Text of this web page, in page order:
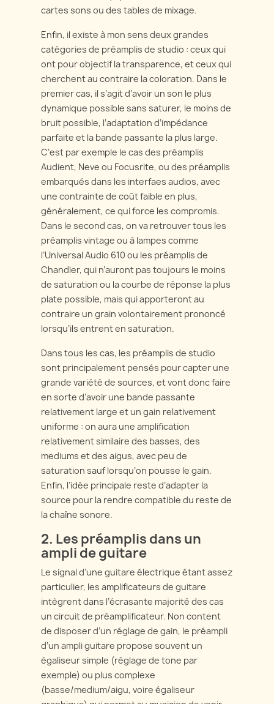
cartes sons ou des tables de mixage.
Enfin, il existe à mon sens deux grandes
catégories de préamplis de studio : ceux qui
ont pour objectif la transparence, et ceux qui
cherchent au contraire la coloration. Dans le
premier cas, il s’agit d’avoir un son le plus
dynamique possible sans saturer, le moins de
bruit possible, l’adaptation d’impédance
parfaite et la bande passante la plus large.
C’est par exemple le cas des préamplis
Audient, Neve ou Focusrite, ou des préamplis
embarqués dans les interfaes audios, avec
une contrainte de coût faible en plus,
généralement, ce qui force les compromis.
Dans le second cas, on va retrouver tous les
préamplis vintage ou à lampes comme
l’Universal Audio 610 ou les préamplis de
Chandler, qui n’auront pas toujours le moins
de saturation ou la courbe de réponse la plus
plate possible, mais qui apporteront au
contraire un grain volontairement prononcé
lorsqu’ils entrent en saturation.
Dans tous les cas, les préamplis de studio
sont principalement pensés pour capter une
grande variété de sources, et vont donc faire
en sorte d’avoir une bande passante
relativement large et un gain relativement
uniforme : on aura une amplification
relativement similaire des basses, des
mediums et des aigus, avec peu de
saturation sauf lorsqu’on pousse le gain.
Enfin, l’idée principale reste d’adapter la
source pour la rendre compatible du reste de
la chaîne sonore.
2. Les préamplis dans un
ampli de guitare
Le signal d’une guitare électrique étant assez
particulier, les amplificateurs de guitare
intègrent dans l’écrasante majorité des cas
un circuit de préamplificateur. Non content
de disposer d’un réglage de gain, le préampli
d’un ampli guitare propose souvent un
égaliseur simple (réglage de tone par
exemple) ou plus complexe
(basse/medium/aigu, voire égaliseur